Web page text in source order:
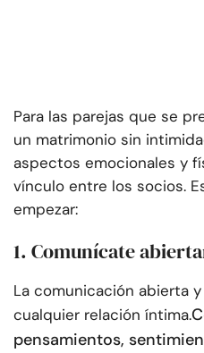
Para las parejas que se
un matrimonio sin
aspectos emocionales y
vínculo entre los socios.
empezar:
1. Comunícate
La comunicación abierta
cualquier relación íntima.
pensamientos,